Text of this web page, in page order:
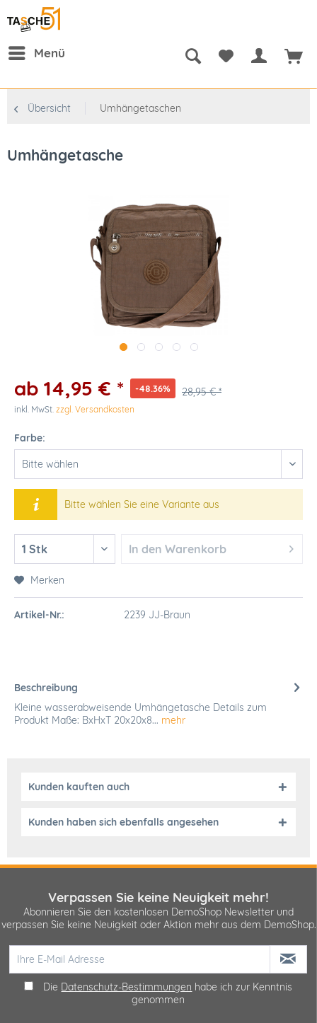
Menü
Übersicht Umhängetaschen
Umhängetasche
ab 14,95 € * -48.36% 28,95 € *
inkl. MwSt. zzgl. Versandkosten
Farbe:
Bitte wählen Sie eine Variante aus
In den Warenkorb
Merken
Artikel-Nr.: 2239 JJ-Braun
Beschreibung
Kleine wasserabweisende Umhängetasche Details zum
Produkt Maße: BxHxT 20x20x8... mehr
Kunden kauften auch
Kunden haben sich ebenfalls angesehen
Verpassen Sie keine Neuigkeit mehr!
Abonnieren Sie den kostenlosen DemoShop Newsletter und
verpassen Sie keine Neuigkeit oder Aktion mehr aus dem DemoShop.
Die Datenschutz-Bestimmungen habe ich zur Kenntnis
genommen